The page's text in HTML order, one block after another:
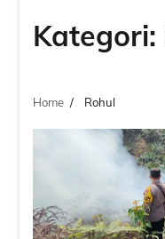
Kategori:
Home Rohul